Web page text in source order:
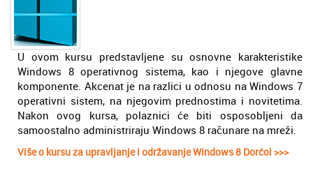
U ovom kursu predstavljene su osnovne karakteristike
Windows 8 operativnog sistema, kao i njegove glavne
komponente. Akcenat je na razlici u odnosu na Windows 7
operativni sistem, na njegovim prednostima i novitetima.
Nakon ovog kursa, polaznici će biti osposobljeni da
samoostalno administriraju Windows 8 računare na mreži.
Više o kursu za upravljanje i održavanje Windows 8 Dorćol >>>